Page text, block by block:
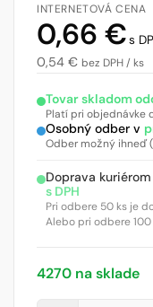
INTERNETOVÁ CENA
0,66 €s
0,54 € bez DPH / ks
Tovar skladom
Platí pri objednávke
Osobný odber v
Odber možný ihneď
Doprava
s DPH
Pri odbere 50 ks je
Alebo pri odbere
4270 na sklade